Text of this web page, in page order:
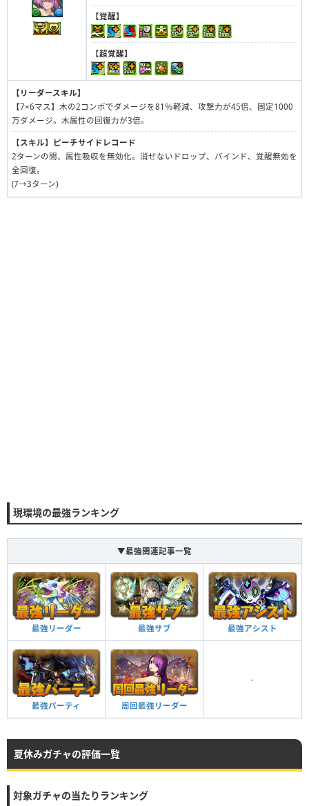
【覚醒】
【超覚醒】
【リーダースキル】
【7×6マス】木の2コンボでダメージを81％軽減、攻撃力が45倍、固定1000
万ダメージ。木属性の回復力が3倍。
【スキル】 ピーチサイドレコード
2ターンの間、属性吸収を無効化。消せないドロップ、バインド、覚醒無効を
全回復。
(7→3ターン)
現環境の最強ランキング
▼最強関連記事一覧
最強リーダー 最強サブ 最強アシスト
最強パーティ 周回最強リーダー
-
夏休みガチャの評価一覧
対象ガチャの当たりランキング